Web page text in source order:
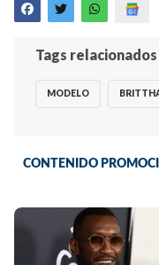
Tags relacionados
MODELO